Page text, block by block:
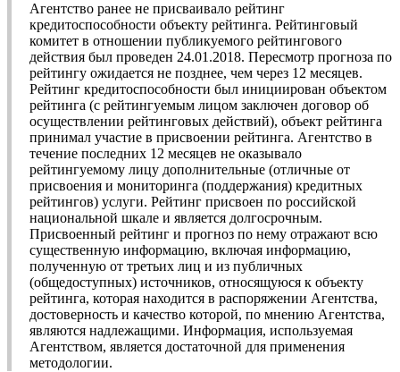
Агентство ранее не присваивало рейтинг
кредитоспособности объекту рейтинга. Рейтинговый
комитет в отношении публикуемого рейтингового
действия был проведен 24.01.2018. Пересмотр прогноза по
рейтингу ожидается не позднее, чем через 12 месяцев.
Рейтинг кредитоспособности был инициирован объектом
рейтинга (с рейтингуемым лицом заключен договор об
осуществлении рейтинговых действий), объект рейтинга
принимал участие в присвоении рейтинга. Агентство в
течение последних 12 месяцев не оказывало
рейтингуемому лицу дополнительные (отличные от
присвоения и мониторинга (поддержания) кредитных
рейтингов) услуги. Рейтинг присвоен по российской
национальной шкале и является долгосрочным.
Присвоенный рейтинг и прогноз по нему отражают всю
существенную информацию, включая информацию,
полученную от третьих лиц и из публичных
(общедоступных) источников, относящуюся к объекту
рейтинга, которая находится в распоряжении Агентства,
достоверность и качество которой, по мнению Агентства,
являются надлежащими. Информация, используемая
Агентством, является достаточной для применения
методологии.